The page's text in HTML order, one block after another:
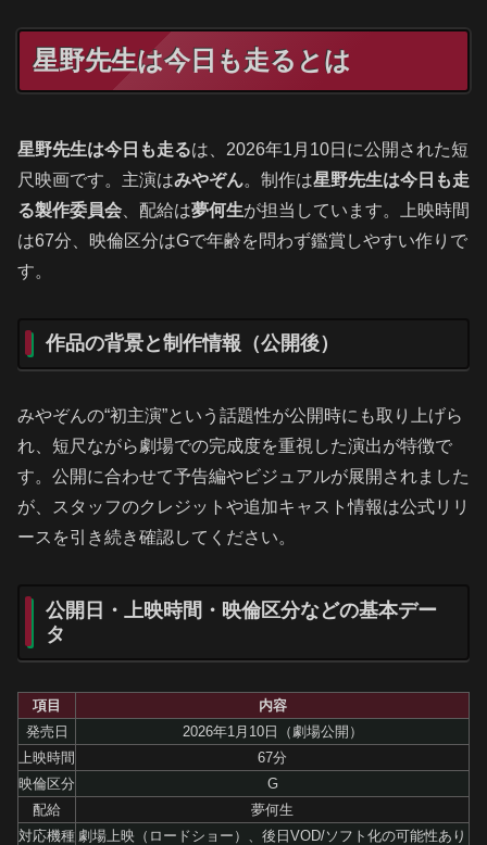
星野先生は今日も走るとは
星野先生は今日も走るは、2026年1月10日に公開された短
尺映画です。主演はみやぞん。制作は星野先生は今日も走
る製作委員会 、配給は夢何生が担当しています。上映時間
は67分、映倫区分はGで年齢を問わず鑑賞しやすい作りで
す。
作品の背景と制作情報（公開後）
みやぞんの“初主演”という話題性が公開時にも取り上げら
れ、短尺ながら劇場での完成度を重視した演出が特徴で
す。公開に合わせて予告編やビジュアルが展開されました
が、スタッフのクレジットや追加キャスト情報は公式リリ
ースを引き続き確認してください。
公開日・上映時間・映倫区分などの基本デー
タ
項目
内容
発売日
2026年1月10日（劇場公開）
上映時間
67分
映倫区分
G
配給
夢何生
対応機種 劇場上映（ロードショー）、後日VOD/ソフト化の可能性あり